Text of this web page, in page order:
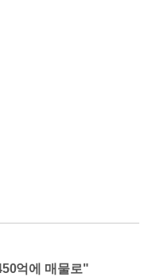
억에 매물로"